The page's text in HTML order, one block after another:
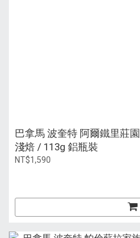
巴拿馬 波奎特 阿爾鐵里莊
淺焙 / 113g 鋁瓶裝
NT$1,590